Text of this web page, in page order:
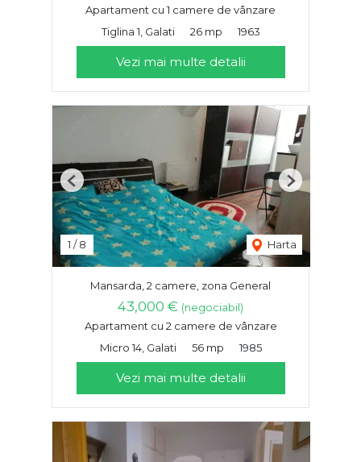
Apartament cu 1 camere de vânzare
Tiglina 1, Galati
26 mp 1963
Vezi mai multe detalii
1 /8 Harta
Previous Next
Mansarda, 2 camere, zona General
43,000 € (negociabil)
Apartament cu 2 camere de vânzare
Micro 14, Galati
56 mp 1985
Vezi mai multe detalii